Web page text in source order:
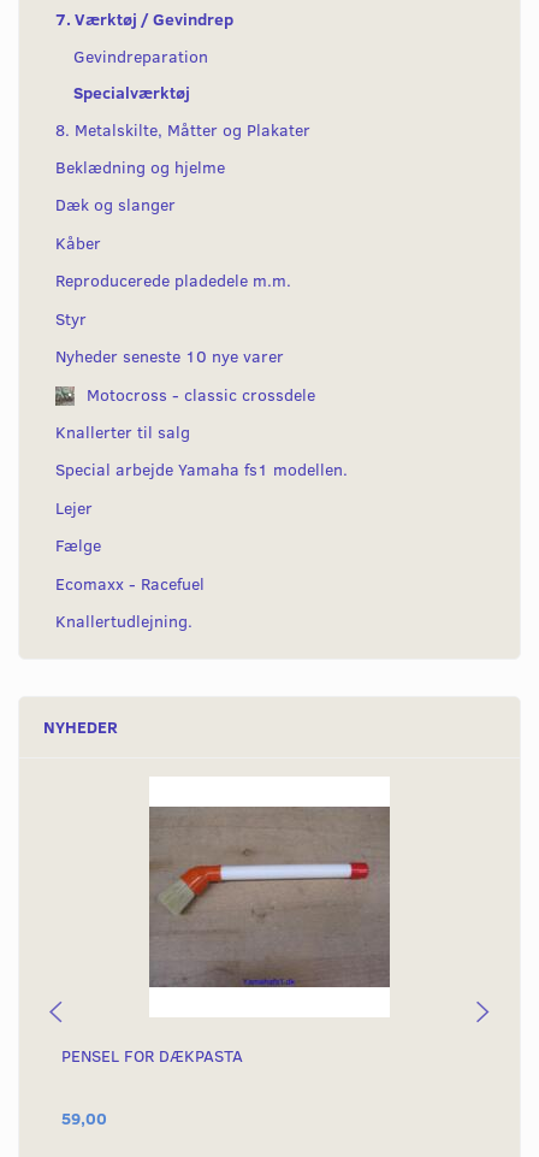
7. Værktøj / Gevindrep
Gevindreparation
Specialværktøj
8. Metalskilte, Måtter og Plakater
Beklædning og hjelme
Dæk og slanger
Kåber
Reproducerede pladedele m.m.
Styr
Nyheder seneste 10 nye varer
Motocross - classic crossdele
Knallerter til salg
Special arbejde Yamaha fs1 modellen.
Lejer
Fælge
Ecomaxx - Racefuel
Knallertudlejning.
NYHEDER
PENSEL FOR DÆKPASTA
59,00